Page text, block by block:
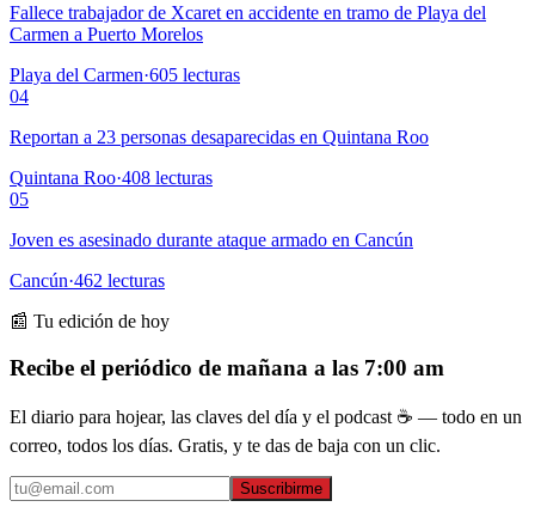
Fallece trabajador de Xcaret en accidente en tramo de Playa del
Carmen a Puerto Morelos
Playa del Carmen·605 lecturas
04
Reportan a 23 personas desaparecidas en Quintana Roo
Quintana Roo·408 lecturas
05
Joven es asesinado durante ataque armado en Cancún
Cancún·462 lecturas
📰 Tu edición de hoy
Recibe el periódico de mañana a las 7:00 am
El diario para hojear, las claves del día y el podcast ☕ — todo en un
correo, todos los días. Gratis, y te das de baja con un clic.
Suscribirme